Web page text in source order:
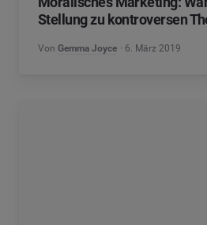
Stellung zu kontroversen
Von Gemma Joyce 6. März 2019